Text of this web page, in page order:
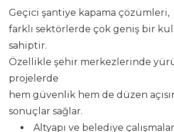
Geçici şantiye kapama çözümleri,
farklı sektörlerde çok geniş bir
sahiptir.
Özellikle şehir merkezlerinde
projelerde
hem güvenlik hem de düzen
sonuçlar sağlar.
Altyapı ve belediye